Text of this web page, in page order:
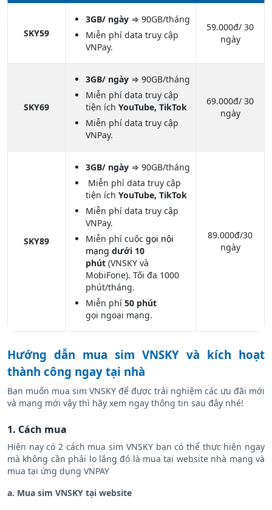
SKY59
3GB/ ngày ⇒ 90GB/tháng
Miễn phí data truy cập
VNPay.
59.000đ/ 30
ngày
SKY69
3GB/ ngày ⇒ 90GB/tháng
Miễn phí data truy cập
tiện ích YouTube, TikTok
Miễn phí data truy cập
VNPay.
69.000đ/ 30
ngày
SKY89
3GB/ ngày ⇒ 90GB/tháng
Miễn phí data truy cập
tiện ích YouTube, TikTok
Miễn phí data truy cập
VNPay.
Miễn phí cuộc gọi nội
mạng dưới 10
phút (VNSKY và
MobiFone). Tối đa 1000
phút/tháng.
Miễn phí 50 phút
gọi ngoại mạng.
89.000đ/30
ngày
Hướng dẫn mua sim VNSKY và kích hoạt
thành công ngay tại nhà
Bạn muốn mua sim VNSKY để được trải nghiệm các ưu đãi mới
và mạng mới vậy thì hãy xem ngay thông tin sau đây nhé!
1. Cách mua
Hiện nay có 2 cách mua sim VNSKY bạn có thể thực hiện ngay
mà không cần phải lo lắng đó là mua tại website nhà mạng và
mua tại ứng dụng VNPAY
a. Mua sim VNSKY tại website